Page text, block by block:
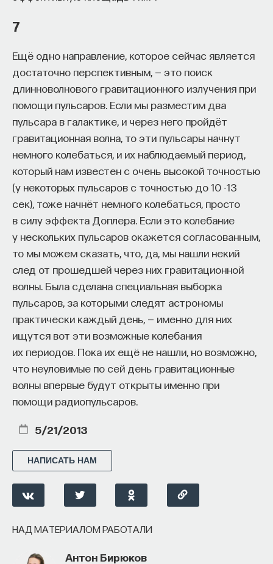
7
Ещё одно направление, которое сейчас является
достаточно перспективным, — это поиск
длинноволнового гравитационного излучения при
помощи пульсаров. Если мы разместим два
пульсара в галактике, и через него пройдёт
гравитационная волна, то эти пульсары начнут
немного колебаться, и их наблюдаемый период,
который нам известен с очень высокой точностью
(у некоторых пульсаров с точностью до 10 -13
сек), тоже начнёт немного колебаться, просто
в силу эффекта Доплера. Если это колебание
у нескольких пульсаров окажется согласованным,
то мы можем сказать, что, да, мы нашли некий
след от прошедшей через них гравитационной
волны. Была сделана специальная выборка
пульсаров, за которыми следят астрономы
практически каждый день, — именно для них
ищутся вот эти возможные колебания
их периодов. Пока их ещё не нашли, но возможно,
что неуловимые по сей день гравитационные
волны впервые будут открыты именно при
помощи радиопульсаров.
5/21/2013
НАПИСАТЬ НАМ
НАД МАТЕРИАЛОМ РАБОТАЛИ
Антон Бирюков